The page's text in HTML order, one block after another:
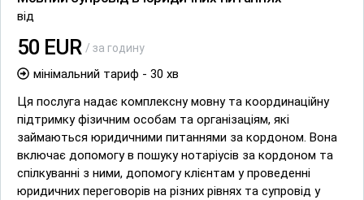
від
50 EUR / за годину
мінімальний тариф - 30 хв
Ця послуга надає комплексну мовну та координаційну
підтримку фізичним особам та організаціям, які
займаються юридичними питаннями за кордоном. Вона
включає допомогу в пошуку нотаріусів за кордоном та
спілкуванні з ними, допомогу клієнтам у проведенні
юридичних переговорів на різних рівнях та супровід у